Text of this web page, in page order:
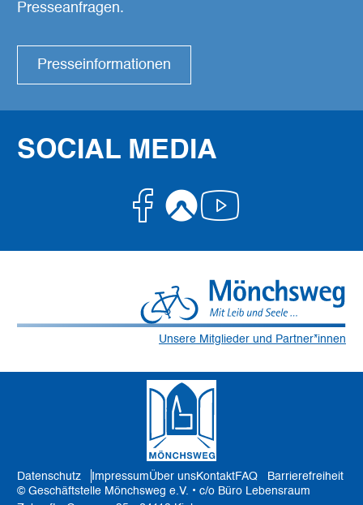
Presseanfragen.
Presseinformationen
SOCIAL MEDIA
Facebook
Komoot
Youtube
Unsere Mitglieder und Partner*innen
Datenschutz ImpressumÜber unsKontaktFAQ
Barrierefreiheit
© Geschäftstelle Mönchsweg e.V. • c/o Büro Lebensraum